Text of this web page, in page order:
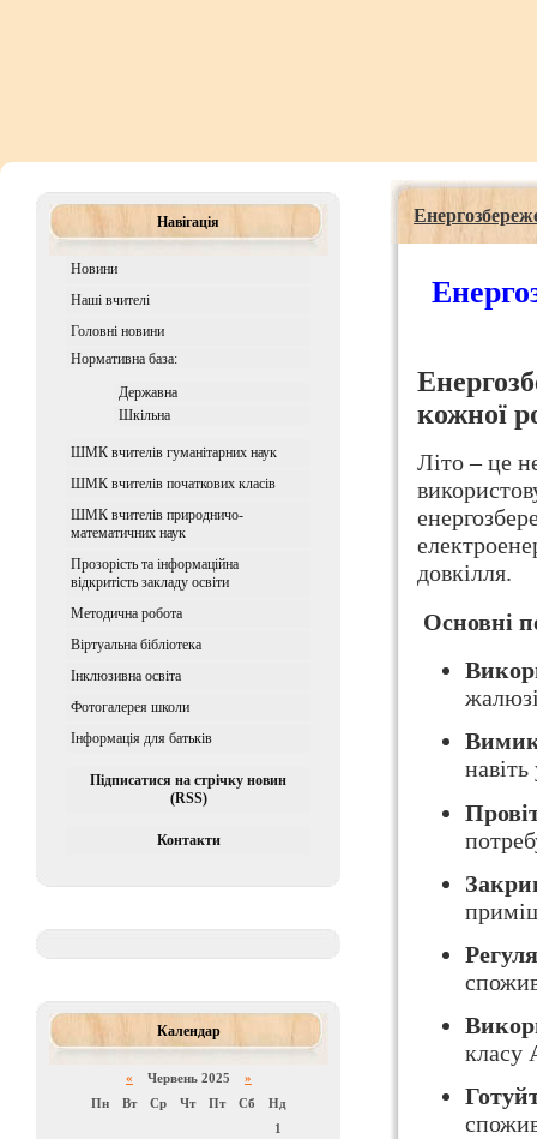
Навігація
Новини
Наші вчителі
Головні новини
Нормативна база:
Державна
Шкiльна
ШМК вчителів гуманітарних наук
ШМК вчителів початкових класів
ШМК вчителів природничо-
математичних наук
Прозорість та інформаційна
відкритість закладу освіти
Методична робота
Віртуальна бібліотека
Iнклюзивна освiта
Фотогалерея школи
Інформація для батьків
Підписатися на стрічку новин
(RSS)
Контакти
Календар
« Червень 2025 »
Пн
Вт Ср Чт Пт Сб
Нд
1
кожної
Літо – це
довкілля.
Основні
класу